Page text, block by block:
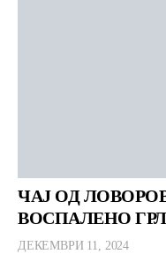
ЧАЈ ОД
ВОСПАЛЕНО
ДЕКЕМВРИ 11, 2024